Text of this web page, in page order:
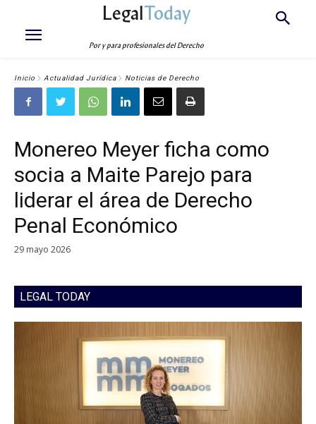
LegalToday
Por y para profesionales del Derecho
Inicio Actualidad Jurídica Noticias de Derecho
Monereo Meyer ficha como
socia a Maite Parejo para
liderar el área de Derecho
Penal Económico
29 mayo 2026
LEGAL TODAY